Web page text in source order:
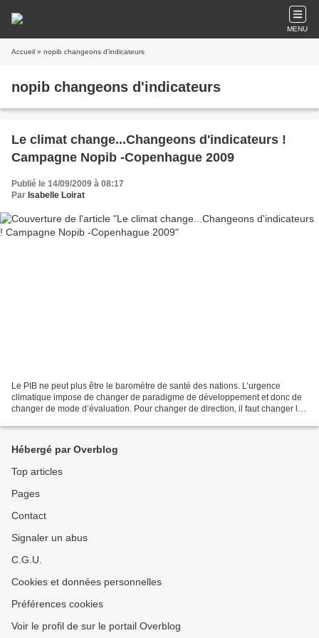
MENU
Accueil » nopib changeons d'indicateurs
nopib changeons d'indicateurs
Le climat change...Changeons d'indicateurs !
Campagne Nopib -Copenhague 2009
Publié le 14/09/2009 à 08:17
Par Isabelle Loirat
Le PIB ne peut plus être le baromètre de santé des nations. L’urgence
climatique impose de changer de paradigme de développement et donc de
changer de mode d’évaluation. Pour changer de direction, il faut changer les
Hébergé par Overblog
Top articles
Pages
Contact
Signaler un abus
C.G.U.
Cookies et données personnelles
Préférences cookies
Voir le profil de sur le portail Overblog